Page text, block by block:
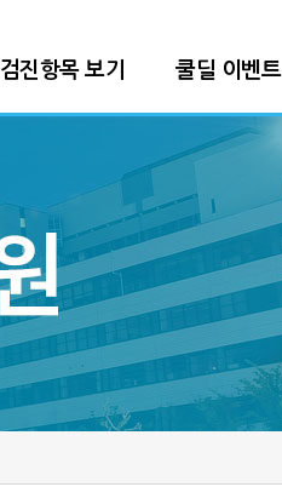
검진항목 보기 쿨딜 이벤트